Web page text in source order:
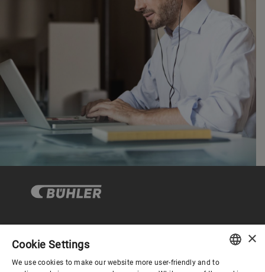
企业与合规
ENGLISH
×
Cookie Settings
We use cookies to make our website more user-friendly and to